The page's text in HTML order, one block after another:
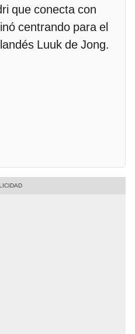
que conecta con
centrando para el
Luuk de Jong.